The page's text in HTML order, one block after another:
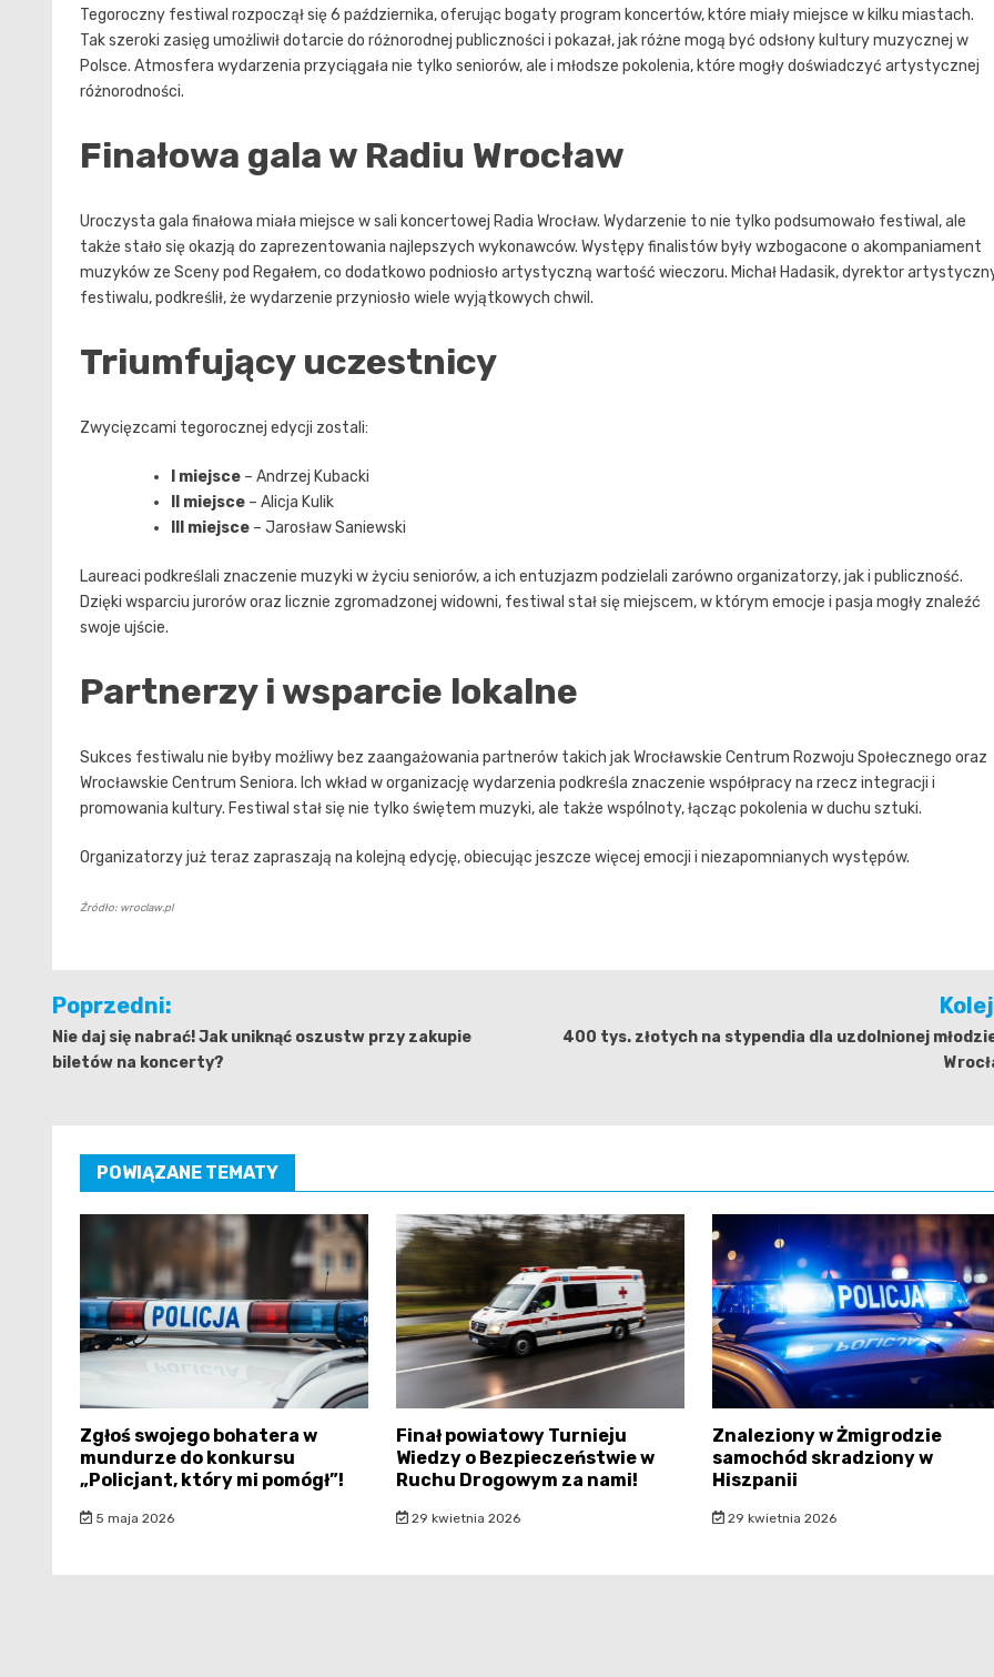
Tegoroczny festiwal rozpoczął się 6 października, oferując bogaty program koncertów, które miały miejsce w kilku miastach.
Tak szeroki zasięg umożliwił dotarcie do różnorodnej publiczności i pokazał, jak różne mogą być odsłony kultury muzycznej w
Polsce. Atmosfera wydarzenia przyciągała nie tylko seniorów, ale i młodsze pokolenia, które mogły doświadczyć artystycznej
różnorodności.
Finałowa gala w Radiu Wrocław
Uroczysta gala finałowa miała miejsce w sali koncertowej Radia Wrocław. Wydarzenie to nie tylko podsumowało festiwal, ale
także stało się okazją do zaprezentowania najlepszych wykonawców. Występy finalistów były wzbogacone o akompaniament
muzyków ze Sceny pod Regałem, co dodatkowo podniosło artystyczną wartość wieczoru. Michał Hadasik, dyrektor
festiwalu, podkreślił, że wydarzenie przyniosło wiele wyjątkowych chwil.
Triumfujący uczestnicy
Zwycięzcami tegorocznej edycji zostali:
I miejsce – Andrzej Kubacki
II miejsce – Alicja Kulik
III miejsce – Jarosław Saniewski
Laureaci podkreślali znaczenie muzyki w życiu seniorów, a ich entuzjazm podzielali zarówno organizatorzy, jak i publiczność.
Dzięki wsparciu jurorów oraz licznie zgromadzonej widowni, festiwal stał się miejscem, w którym emocje i pasja mogły znaleźć
swoje ujście.
Partnerzy i wsparcie lokalne
Sukces festiwalu nie byłby możliwy bez zaangażowania partnerów takich jak Wrocławskie Centrum Rozwoju Społecznego oraz
Wrocławskie Centrum Seniora. Ich wkład w organizację wydarzenia podkreśla znaczenie współpracy na rzecz integracji i
promowania kultury. Festiwal stał się nie tylko świętem muzyki, ale także wspólnoty, łącząc pokolenia w duchu sztuki.
Organizatorzy już teraz zapraszają na kolejną edycję, obiecując jeszcze więcej emocji i niezapomnianych występów.
Źródło: wroclaw.pl
Nawigacja
wpisu
Poprzedni:
Nie daj się nabrać! Jak uniknąć oszustw przy zakupie
biletów na koncerty?
400 tys. złotych na stypendia dla uzdolnionej
POWIĄZANE TEMATY
Zgłoś swojego bohatera w
mundurze do konkursu
„Policjant, który mi pomógł”!
5 maja 2026
Finał powiatowy Turnieju
Wiedzy o Bezpieczeństwie w
Ruchu Drogowym za nami!
29 kwietnia 2026
Znaleziony w Żmigrodzie
samochód skradziony w
Hiszpanii
29 kwietnia 2026